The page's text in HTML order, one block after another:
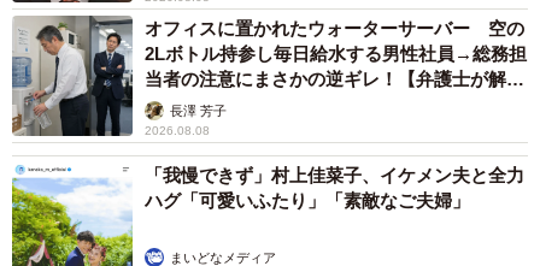
オフィスに置かれたウォーターサーバー 空の
2Lボトル持参し毎日給水する男性社員→総務担
当者の注意にまさかの逆ギレ！【弁護士が解
説】長澤 芳子
2026.08.08
「我慢できず」村上佳菜子、イケメン夫と全力
ハグ「可愛いふたり」「素敵なご夫婦」
まいどなメディア